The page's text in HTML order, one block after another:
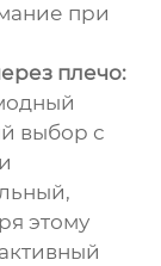
при
плечо:
выбор с
этому